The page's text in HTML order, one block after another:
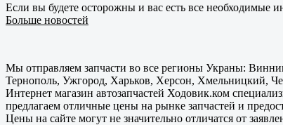
Если вы будете осторожны и вас есть все необходимые
Больше новостей
Мы отправляем запчасти во все регионы Украны:
Тернополь, Ужгород, Харьков, Херсон, Хмельницкий,
Интернет магазин автозапчастей Ходовик.ком
предлагаем отличные цены на рынке запчастей и
Цены на сайте могут не значительно отличатся от